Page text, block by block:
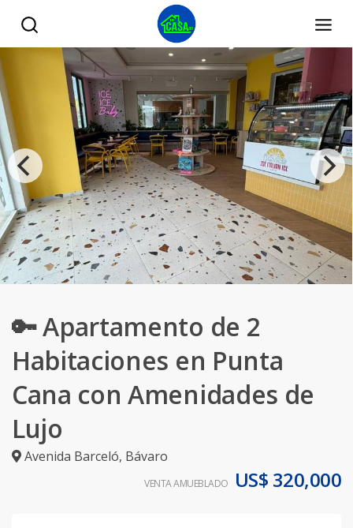
🔑 Apartamento de 2
Habitaciones en Punta
Cana con Amenidades de
Lujo
Avenida Barceló, Bávaro
VENTA AMUEBLADO US$ 320,000